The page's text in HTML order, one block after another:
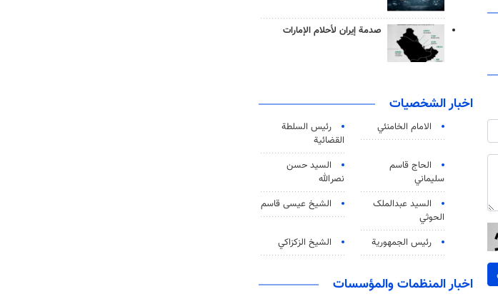
صدمة إيران لأحلام الإمارات
اخبار الشخصيات
الامام الخامنئي
رئیس السلطة
القضائیة
الحاج قاسم
سليماني
السيد حسن
نصرالله
السید عبدالملک
الحوثي
الشيخ عيسى قاسم
رئيس الجمهورية الشيخ الزكزاكي
اخبار المنظمات والمؤسسات